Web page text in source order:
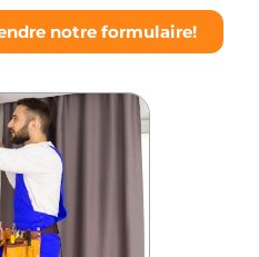
notre formulaire!